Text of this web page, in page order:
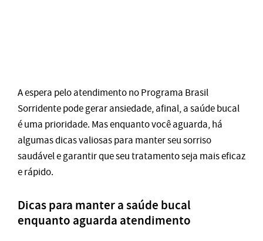
A espera pelo atendimento no Programa Brasil
Sorridente pode gerar ansiedade, afinal, a saúde bucal
é uma prioridade. Mas enquanto você aguarda, há
algumas dicas valiosas para manter seu sorriso
saudável e garantir que seu tratamento seja mais eficaz
e rápido.
Dicas para manter a saúde bucal
enquanto aguarda atendimento